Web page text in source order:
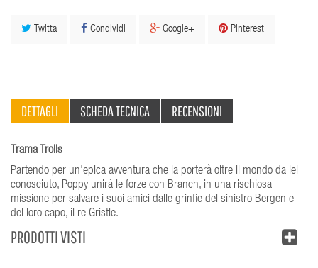
Twitta Condividi Google+ Pinterest
DETTAGLI SCHEDA TECNICA RECENSIONI
Trama Trolls
Partendo per un'epica avventura che la porterà oltre il mondo da lei
conosciuto, Poppy unirà le forze con Branch, in una rischiosa
missione per salvare i suoi amici dalle grinfie del sinistro Bergen e
del loro capo, il re Gristle.
PRODOTTI VISTI